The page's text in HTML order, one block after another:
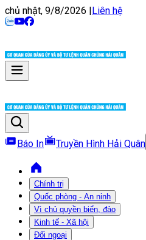
chủ nhật, 9/8/2026 |Liên hệ
Báo In Truyền Hình Hải Quân
Chính trị
Quốc phòng - An ninh
Vì chủ quyền biển, đảo
Kinh tế - Xã hội
Đối ngoại